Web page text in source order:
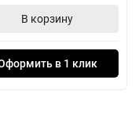
Thunderbolt 4 /
до двух
В корзину
в 1 клик